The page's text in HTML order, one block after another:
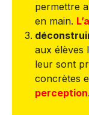
permettre
en main.
aux élèves
leur sont
concrètes
perception.